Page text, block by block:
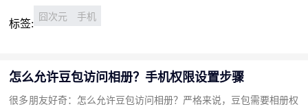
标签:
囧次元 手机
怎么允许豆包访问相册？手机权限设置步骤
很多朋友好奇：怎么允许豆包访问相册？严格来说，豆包需要相册权